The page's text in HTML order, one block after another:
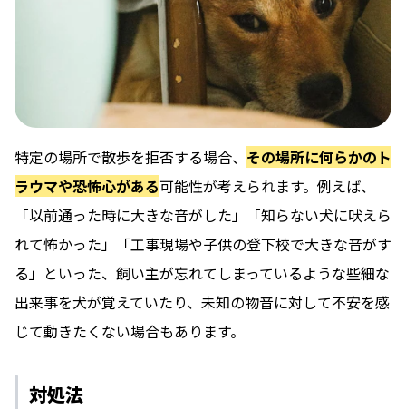
特定の場所で散歩を拒否する場合、 その場所に何らかのト
ラウマや恐怖心がある可能性が考えられます。例えば、
「以前通った時に大きな音がした」「知らない犬に吠えら
れて怖かった」「工事現場や子供の登下校で大きな音がす
る」といった、飼い主が忘れてしまっているような些細な
出来事を犬が覚えていたり、未知の物音に対して不安を感
じて動きたくない場合もあります。
対処法